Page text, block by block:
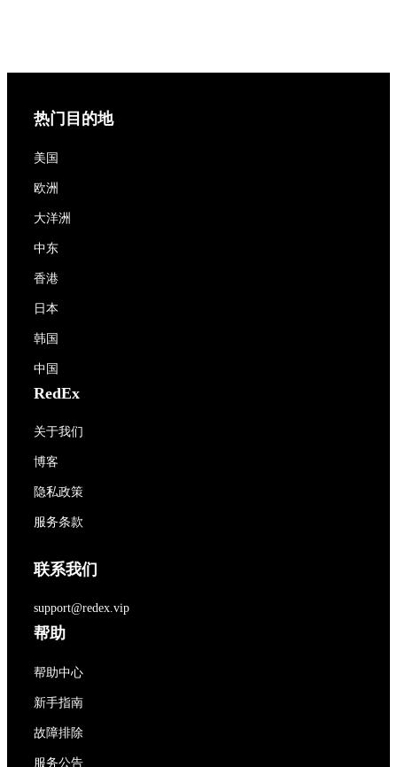
热门目的地
美国
欧洲
大洋洲
中东
香港
日本
韩国
中国
RedEx
关于我们
博客
隐私政策
服务条款
联系我们
support@redex.vip
帮助
帮助中心
新手指南
故障排除
服务公告